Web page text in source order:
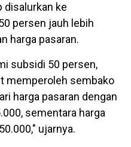
disalurkan ke
persen jauh lebih
harga pasaran.
subsidi 50 persen,
memperoleh sembako
harga pasaran dengan
sementara harga
ujarnya.